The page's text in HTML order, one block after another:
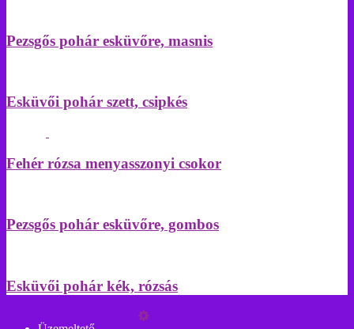
Pezsgős pohár esküvőre, masnis
Esküvői pohár szett, csipkés
Fehér rózsa menyasszonyi csokor
Pezsgős pohár esküvőre, gombos
Esküvői pohár kék, rózsás